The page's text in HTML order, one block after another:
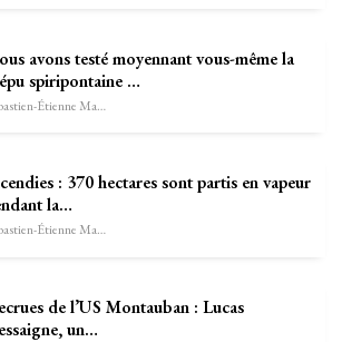
avons testé moyennant vous-même la
spiripontaine …
Sébastien-Étienne Marechal
: 370 hectares sont partis en vapeur
la…
Sébastien-Étienne Marechal
de l’US Montauban : Lucas
un…